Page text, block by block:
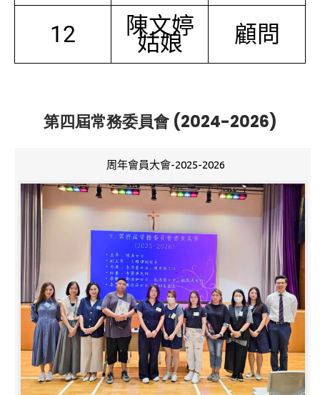
12 陳文婷
姑娘 顧問
第四屆常務委員會 (2024-2026)
周年會員大會-2025-2026